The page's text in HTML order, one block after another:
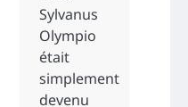
Sylvanus
Olympio
était
simplement
devenu